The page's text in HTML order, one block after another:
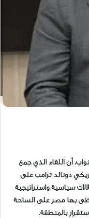
أن اللقاء الذي جمع
دونالد ترامب على
سياسية واستراتيجية
بها مصر على الساحة
بالمنطقة.